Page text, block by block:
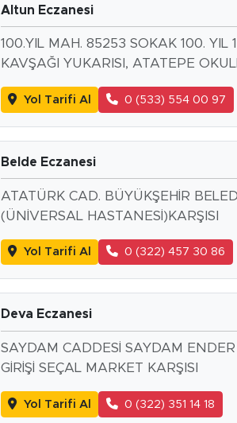
Altun Eczanesi
100.YIL MAH. 85253 SOKAK 100.
KAVŞAĞI YUKARISI, ATATEPE
Yol Tarifi Al 0 (533) 554 00 97
Belde Eczanesi
ATATÜRK CAD. BÜYÜKŞEHİR
(ÜNİVERSAL HASTANESİ)KARŞISI
Yol Tarifi Al 0 (322) 457 30 86
Deva Eczanesi
SAYDAM CADDESİ SAYDAM
GİRİŞİ SEÇAL MARKET KARŞISI
Yol Tarifi Al 0 (322) 351 14 18